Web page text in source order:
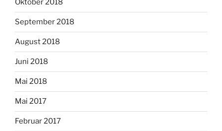
Oktober 2018
September 2018
August 2018
Juni 2018
Mai 2018
Mai 2017
Februar 2017